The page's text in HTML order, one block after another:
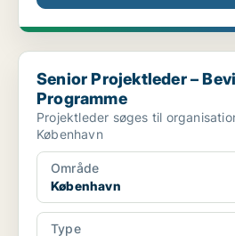
Senior Projektleder – Bevica
Senior Projektleder –
Programme
Projektleder søges til
København
Område
København
Type